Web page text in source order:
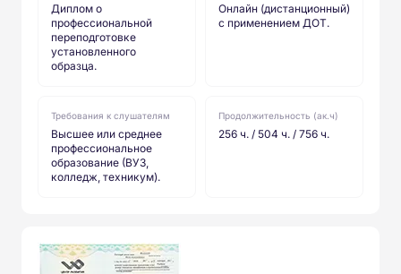
Диплом о
профессиональной
переподготовке
установленного
образца.
Онлайн (дистанционный)
с применением ДОТ.
Требования к слушателям
Высшее или среднее
профессиональное
образование (ВУЗ,
колледж, техникум).
Продолжительность (ак.ч)
256 ч. / 504 ч. / 756 ч.